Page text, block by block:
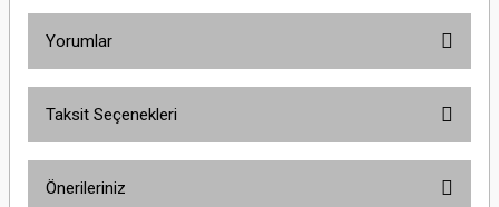
Yorumlar
Taksit Seçenekleri
Önerileriniz